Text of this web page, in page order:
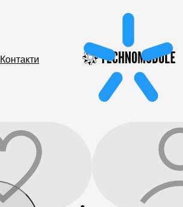
Контакти